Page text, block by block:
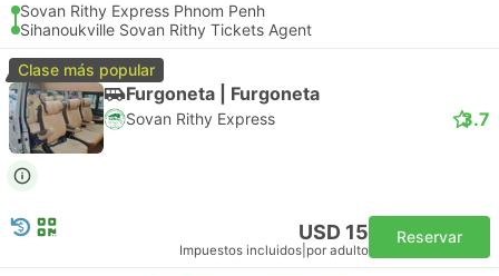
Sovan Rithy Express Phnom Penh
Sihanoukville Sovan Rithy Tickets Agent
Clase más popular
Furgoneta | Furgoneta
Sovan Rithy Express 3.7
USD 15
Impuestos incluidos por adulto
Reservar